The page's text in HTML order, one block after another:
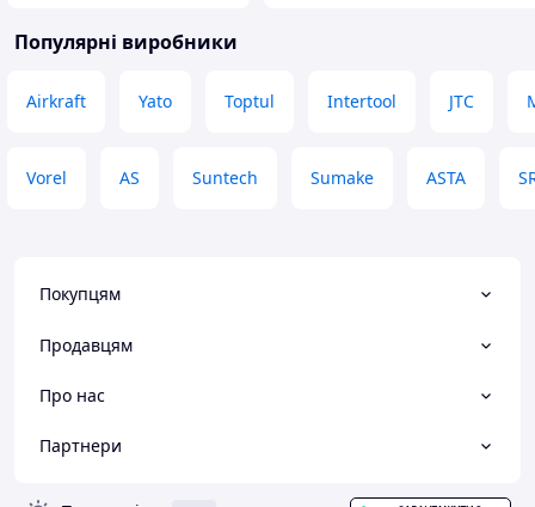
Популярні виробники
Airkraft Yato Toptul Intertool JTC
Vorel AS Suntech Sumake ASTA
Покупцям
Продавцям
Про нас
Партнери